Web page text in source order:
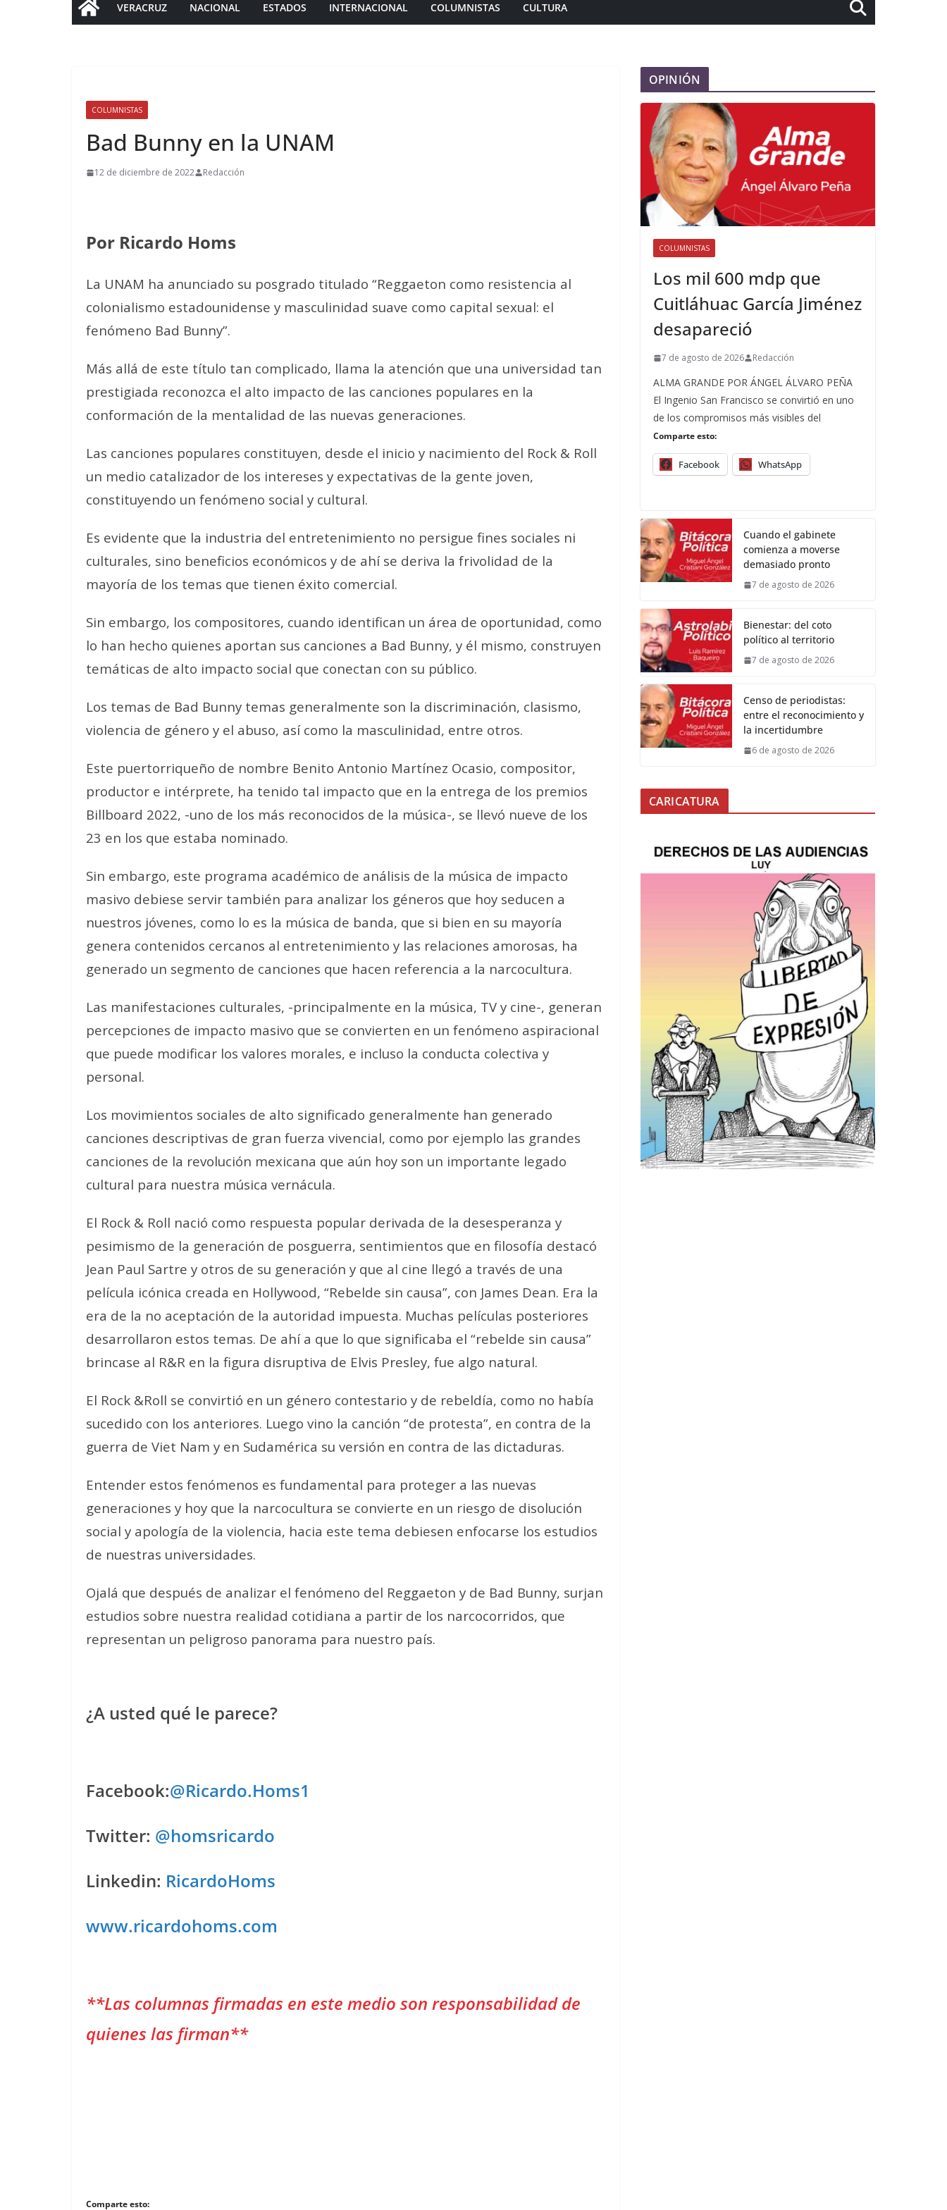
VERACRUZ NACIONAL ESTADOS INTERNACIONAL COLUMNISTAS CULTURA
COLUMNISTAS
Bad Bunny en la UNAM
12 de diciembre de 2022 Redacción
Por Ricardo Homs
La UNAM ha anunciado su posgrado titulado “Reggaeton como resistencia al
colonialismo estadounidense y masculinidad suave como capital sexual: el
fenómeno Bad Bunny”.
Más allá de este título tan complicado, llama la atención que una universidad tan
prestigiada reconozca el alto impacto de las canciones populares en la
conformación de la mentalidad de las nuevas generaciones.
Las canciones populares constituyen, desde el inicio y nacimiento del Rock & Roll
un medio catalizador de los intereses y expectativas de la gente joven,
constituyendo un fenómeno social y cultural.
Es evidente que la industria del entretenimiento no persigue fines sociales ni
culturales, sino beneficios económicos y de ahí se deriva la frivolidad de la
mayoría de los temas que tienen éxito comercial.
Sin embargo, los compositores, cuando identifican un área de oportunidad, como
lo han hecho quienes aportan sus canciones a Bad Bunny, y él mismo, construyen
temáticas de alto impacto social que conectan con su público.
Los temas de Bad Bunny temas generalmente son la discriminación, clasismo,
violencia de género y el abuso, así como la masculinidad, entre otros.
Este puertorriqueño de nombre Benito Antonio Martínez Ocasio, compositor,
productor e intérprete, ha tenido tal impacto que en la entrega de los premios
Billboard 2022, -uno de los más reconocidos de la música-, se llevó nueve de los
23 en los que estaba nominado.
Sin embargo, este programa académico de análisis de la música de impacto
masivo debiese servir también para analizar los géneros que hoy seducen a
nuestros jóvenes, como lo es la música de banda, que si bien en su mayoría
genera contenidos cercanos al entretenimiento y las relaciones amorosas, ha
generado un segmento de canciones que hacen referencia a la narcocultura.
Las manifestaciones culturales, -principalmente en la música, TV y cine-, generan
percepciones de impacto masivo que se convierten en un fenómeno aspiracional
que puede modificar los valores morales, e incluso la conducta colectiva y
personal.
Los movimientos sociales de alto significado generalmente han generado
canciones descriptivas de gran fuerza vivencial, como por ejemplo las grandes
canciones de la revolución mexicana que aún hoy son un importante legado
cultural para nuestra música vernácula.
El Rock & Roll nació como respuesta popular derivada de la desesperanza y
pesimismo de la generación de posguerra, sentimientos que en filosofía destacó
Jean Paul Sartre y otros de su generación y que al cine llegó a través de una
película icónica creada en Hollywood, “Rebelde sin causa”, con James Dean. Era la
era de la no aceptación de la autoridad impuesta. Muchas películas posteriores
desarrollaron estos temas. De ahí a que lo que significaba el “rebelde sin causa”
brincase al R&R en la figura disruptiva de Elvis Presley, fue algo natural.
El Rock &Roll se convirtió en un género contestario y de rebeldía, como no había
sucedido con los anteriores. Luego vino la canción “de protesta”, en contra de la
guerra de Viet Nam y en Sudamérica su versión en contra de las dictaduras.
Entender estos fenómenos es fundamental para proteger a las nuevas
generaciones y hoy que la narcocultura se convierte en un riesgo de disolución
social y apología de la violencia, hacia este tema debiesen enfocarse los estudios
de nuestras universidades.
Ojalá que después de analizar el fenómeno del Reggaeton y de Bad Bunny, surjan
estudios sobre nuestra realidad cotidiana a partir de los narcocorridos, que
representan un peligroso panorama para nuestro país.
¿A usted qué le parece?
Facebook:@Ricardo.Homs1
Twitter: @homsricardo
Linkedin: RicardoHoms
www.ricardohoms.com
**Las columnas firmadas en este medio son responsabilidad de
quienes las firman**
Comparte esto:
OPINIÓN
COLUMNISTAS
Los mil 600 mdp que
Cuitláhuac García Jiménez
desapareció
7 de agosto de 2026 Redacción
ALMA GRANDE POR ÁNGEL ÁLVARO PEÑA
El Ingenio San Francisco se convirtió en uno
de los compromisos más visibles del
Comparte esto:
Facebook WhatsApp
Cuando el gabinete
comienza a moverse
demasiado pronto
7 de agosto de 2026
Bienestar: del coto
político al territorio
7 de agosto de 2026
Censo de periodistas:
entre el reconocimiento y
la incertidumbre
6 de agosto de 2026
CARICATURA